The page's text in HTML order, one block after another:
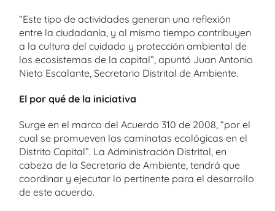
“Este tipo de actividades generan una reflexión
entre la ciudadanía, y al mismo tiempo contribuyen
a la cultura del cuidado y protección ambiental de
los ecosistemas de la capital”, apuntó Juan Antonio
Nieto Escalante, Secretario Distrital de Ambiente.
El por qué de la iniciativa
Surge en el marco del Acuerdo 310 de 2008, “por el
cual se promueven las caminatas ecológicas en el
Distrito Capital”. La Administración Distrital, en
cabeza de la Secretaría de Ambiente, tendrá que
coordinar y ejecutar lo pertinente para el desarrollo
de este acuerdo.